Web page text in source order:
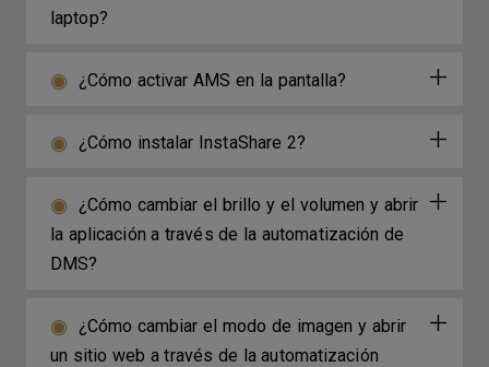
laptop?
¿Cómo activar AMS en la pantalla?
¿Cómo instalar InstaShare 2?
¿Cómo cambiar el brillo y el volumen y abrir
la aplicación a través de la automatización de
DMS?
¿Cómo cambiar el modo de imagen y abrir
un sitio web a través de la automatización